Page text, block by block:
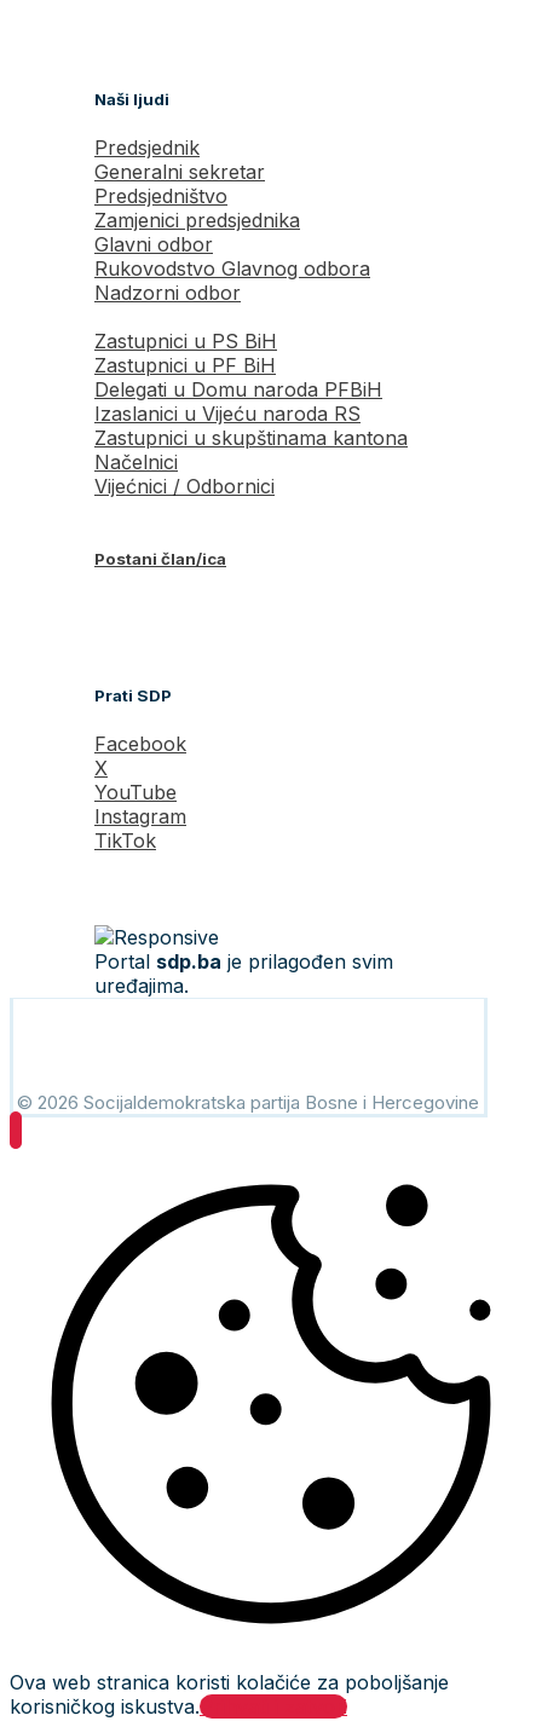
Naši ljudi
Predsjednik
Generalni sekretar
Predsjedništvo
Zamjenici predsjednika
Glavni odbor
Rukovodstvo Glavnog odbora
Nadzorni odbor
Zastupnici u PS BiH
Zastupnici u PF BiH
Delegati u Domu naroda PFBiH
Izaslanici u Vijeću naroda RS
Zastupnici u skupštinama kantona
Načelnici
Vijećnici / Odbornici
Postani član/ica
Prati SDP
Facebook
X
YouTube
Instagram
TikTok
Portal sdp.ba je prilagođen svim
uređajima.
© 2026 Socijaldemokratska partija Bosne i Hercegovine
Ova web stranica koristi kolačiće za poboljšanje
korisničkog iskustva.Prihvati i zatvori